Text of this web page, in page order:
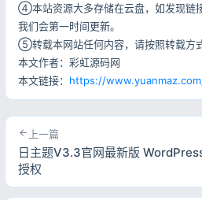
④本站资源大多存储在云盘，如发现链
我们会第一时间更新。
⑤转载本网站任何内容，请按照转载方
本文作者：彩虹源码网
本文链接： https://
上一篇
日主题V3.3官网最新版
授权